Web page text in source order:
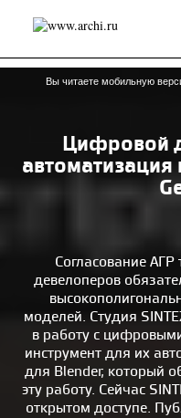
Россия Мир Технологии
Проекты
Конкурсы
send.project Анонсы
Журнал
Интервью
Книги
Наследие
Эко
Вы читаете мобильную
Цифровой
Согласование АГР
девелоперов
моделей. Студия
в работу с
инструмент для их
для Blender, который
эту работу. Сейчас
открытом доступе.